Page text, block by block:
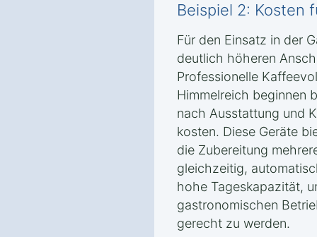
Beispiel 2: Kosten
Für den Einsatz in der
deutlich höheren
Professionelle
Himmelreich beginnen
nach Ausstattung und
kosten. Diese Geräte
die Zubereitung
gleichzeitig,
hohe Tageskapazität,
gastronomischen
gerecht zu werden.